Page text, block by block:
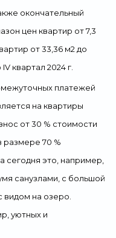
окончательный
цен квартир от 7,3
от 33,36 м2 до
квартал 2024 г.
платежей
на квартиры
от 30 % стоимости
размере 70 %
сегодня это, например,
санузлами, с большой
видом на озеро.
уютных и